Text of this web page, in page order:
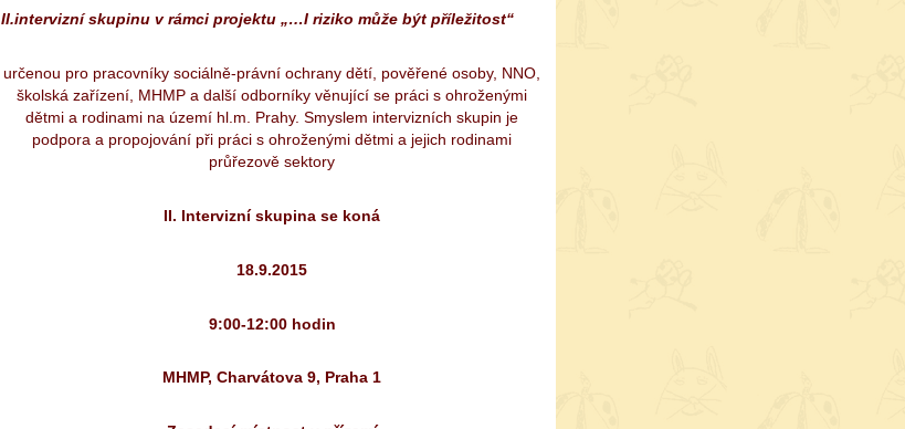
II.intervizní skupinu v rámci projektu „…I riziko může být příležitost“
určenou pro pracovníky sociálně-právní ochrany dětí, pověřené osoby, NNO,
školská zařízení, MHMP a další odborníky věnující se práci s ohroženými
dětmi a rodinami na území hl.m. Prahy. Smyslem intervizních skupin je
podpora a propojování při práci s ohroženými dětmi a jejich rodinami
průřezově sektory
II. Intervizní skupina se koná
18.9.2015
9:00-12:00 hodin
MHMP, Charvátova 9, Praha 1